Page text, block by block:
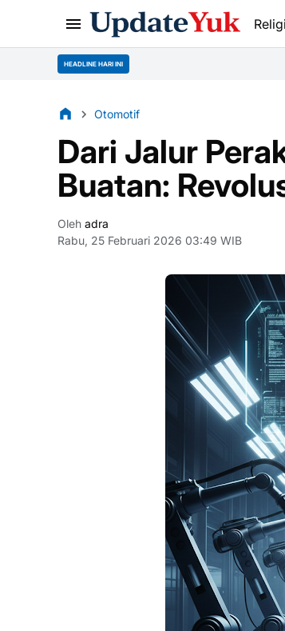
Religi
HEADLINE HARI INI
Otomotif
Dari Jalur
Buatan:
Oleh adra
Rabu, 25 Februari 2026 03:49 WIB